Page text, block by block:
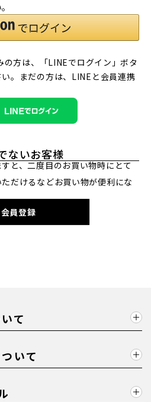
方は、「LINEでログイン」ボタ
。まだの方は、 LINEと会員連携
ないお客様
と、二度目のお買い物時にとて
だけるなどお買い物が便利にな
会員登録
て
いて